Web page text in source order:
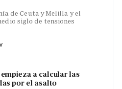
de Ceuta y Melilla y el
siglo de tensiones
empieza a calcular las
por el asalto